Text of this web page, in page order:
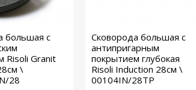
большая с
Risoli Granit
\
28
Сковорода большая с
антипригарным
покрытием глубокая
Risoli Induction 28см \
00104IN/28TP